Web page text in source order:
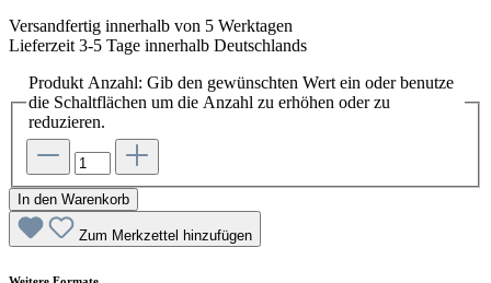
Versandfertig innerhalb von 5 Werktagen
Lieferzeit 3-5 Tage innerhalb Deutschlands
Produkt Anzahl: Gib den gewünschten Wert ein oder benutze
die Schaltflächen um die Anzahl zu erhöhen oder zu
reduzieren.
In den Warenkorb
Zum Merkzettel hinzufügen